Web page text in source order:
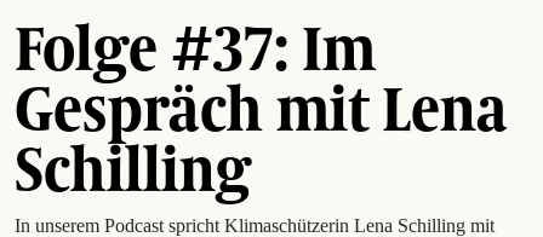
Folge #37: Im
Gespräch mit Lena
Schilling
In unserem Podcast spricht Klimaschützerin Lena Schilling mit